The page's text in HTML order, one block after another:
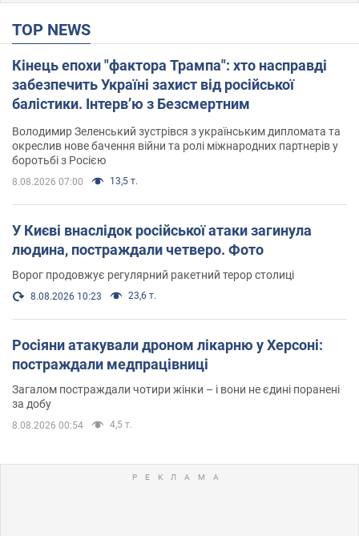
TOP NEWS
Кінець епохи "фактора Трампа": хто насправді
забезпечить Україні захист від російської
балістики. Інтерв’ю з Безсмертним
Володимир Зеленський зустрівся з українським дипломата та
окреслив нове бачення війни та ролі міжнародних партнерів у
боротьбі з Росією
8.08.2026 07:00 13,5 т.
У Києві внаслідок російської атаки загинула
людина, постраждали четверо. Фото
Ворог продовжує регулярний ракетний терор столиці
8.08.2026 10:23 23,6 т.
Росіяни атакували дроном лікарню у Херсоні:
постраждали медпрацівниці
Загалом постраждали чотири жінки – і вони не єдині поранені
за добу
8.08.2026 00:54 4,5 т.